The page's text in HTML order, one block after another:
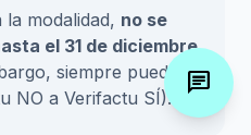
modalidad, no se
el 31 de diciembre
siempre puedes
NO a Verifactu SÍ).
chat